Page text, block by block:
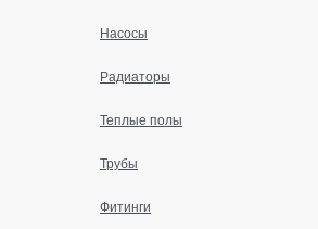
Насосы
Радиаторы
Теплые полы
Трубы
Фитинги